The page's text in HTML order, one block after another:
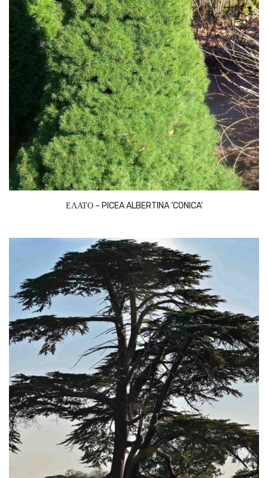
ΕΛΑΤΟ – PICEA ALBERTINA ‘CONICA’